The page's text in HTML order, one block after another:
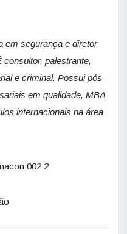
em segurança e diretor
palestrante,
e criminal. Possui pós-
em qualidade, MBA
internacionais na área